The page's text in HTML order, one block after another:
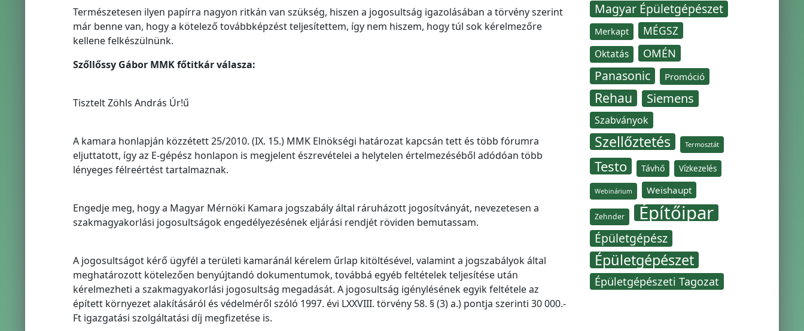
Természetesen ilyen papírra nagyon ritkán van szükség, hiszen a jogosultság igazolásában a törvény szerint
már benne van, hogy a kötelező továbbképzést teljesítettem, így nem hiszem, hogy túl sok kérelmezőre
kellene felkészülnünk.
Szőllőssy Gábor MMK főtitkár válasza:
Tisztelt Zöhls András Úr!ű
A kamara honlapján közzétett 25/2010. (IX. 15.) MMK Elnökségi határozat kapcsán tett és több fórumra
eljuttatott, így az E-gépész honlapon is megjelent észrevételei a helytelen értelmezéséből adódóan több
lényeges félreértést tartalmaznak.
Engedje meg, hogy a Magyar Mérnöki Kamara jogszabály által ráruházott jogosítványát, nevezetesen a
szakmagyakorlási jogosultságok engedélyezésének eljárási rendjét röviden bemutassam.
A jogosultságot kérő ügyfél a területi kamaránál kérelem űrlap kitöltésével, valamint a jogszabályok által
meghatározott kötelezően benyújtandó dokumentumok, továbbá egyéb feltételek teljesítése után
kérelmezheti a szakmagyakorlási jogosultság megadását. A jogosultság igénylésének egyik feltétele az
épített környezet alakításáról és védelméről szóló 1997. évi LXXVIII. törvény 58. § (3) a.) pontja szerinti 30 000.-
Ft igazgatási szolgáltatási díj megfizetése is.
Magyar Épületgépészet
Merkapt MÉGSZ
Oktatás OMÉN
Panasonic Promóció
Rehau Siemens
Szabványok
Szellőztetés Termosztát
Testo Távhő Vízkezelés
Webinárium Weishaupt
Zehnder Építőipar
Épületgépész
Épületgépészet
Épületgépészeti Tagozat